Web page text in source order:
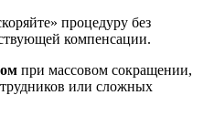
процедуру без
компенсации.
при массовом сокращении,
или сложных